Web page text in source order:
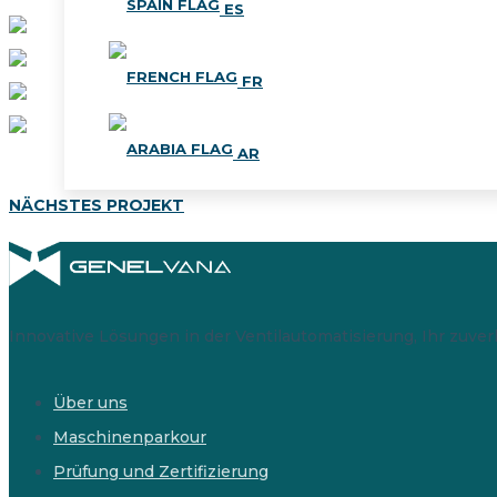
ES
FR
AR
NÄCHSTES PROJEKT
Innovative Lösungen in der Ventilautomatisierung, Ihr
Über uns
Maschinenparkour
Prüfung und Zertifizierung